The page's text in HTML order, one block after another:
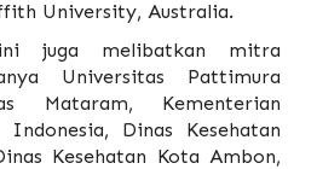
University, Australia.
ini juga melibatkan mitra
Universitas Pattimura
Mataram, Kementerian
Indonesia, Dinas Kesehatan
Kesehatan Kota Ambon,